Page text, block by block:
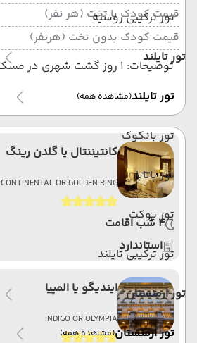
تور ترکیبی روسیه
تور تایلند
تور تایلند(مشاهده همه)
تور بانکوک
تور پاتایا
تور پوکت
تور ترکیبی تایلند
تور ارمنستان
تور ارمنستان(مشاهده همه)
قیمت کودک با تخت (هر نفر)
قیمت کودک بدون تخت (هرنفر)
توضیحات: 1 روز گشت شهری در مسکو+1 وعده ناهار+مرکز خرید 1 گشت شهری در سنت با 1 وعده ناهار+1 گشت انحصاری 1 وعده ناهار + مرکز خرید
کانتیننتال یا گلدن رینگ
CONTINENTAL OR GOLDEN RING
4 شب اقامت
استاندارد
ایندیگو یا المپیا
INDIGO OR OLYMPIA